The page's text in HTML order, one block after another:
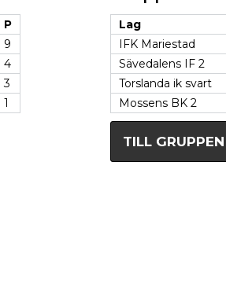
P
9
4
3
1
Lag
IFK Mariestad
Sävedalens IF 2
Torslanda ik svart
Mossens BK 2
TILL GRUPPEN